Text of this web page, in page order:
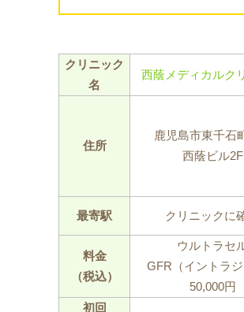
クリニック
名
西蔭メディカルク
住所
鹿児島市東千石
西蔭ビル2F
最寄駅 クリニックに
料金
（税込）
ウルトラセ
GFR（イントラジ
50,000円
初回